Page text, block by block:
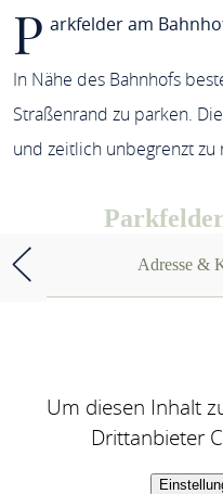
P arkfelder am
In Nähe des Bahnhofs
Straßenrand zu parken.
und zeitlich unbegrenzt zu
Adresse &
Um diesen Inhalt
Drittanbieter